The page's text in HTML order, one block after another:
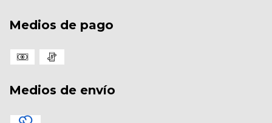
Medios de pago
Medios de envío